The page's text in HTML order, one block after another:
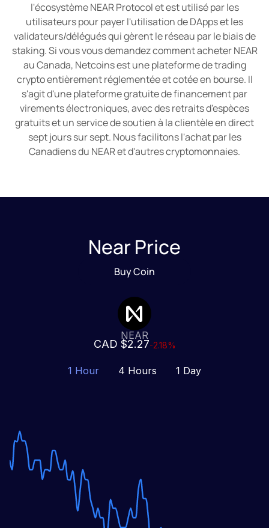
l'écosystème NEAR Protocol et est utilisé par les
utilisateurs pour payer l'utilisation de DApps et les
validateurs/délégués qui gèrent le réseau par le biais de
staking. Si vous vous demandez comment acheter NEAR
au Canada, Netcoins est une plateforme de trading
crypto entièrement réglementée et cotée en bourse. Il
s'agit d'une plateforme gratuite de financement par
virements électroniques, avec des retraits d'espèces
gratuits et un service de soutien à la clientèle en direct
sept jours sur sept. Nous facilitons l'achat par les
Canadiens du NEAR et d'autres cryptomonnaies.
Near Price
Buy Coin
NEAR
CAD $2.27-2.18%
1 Hour 4 Hours 1 Day